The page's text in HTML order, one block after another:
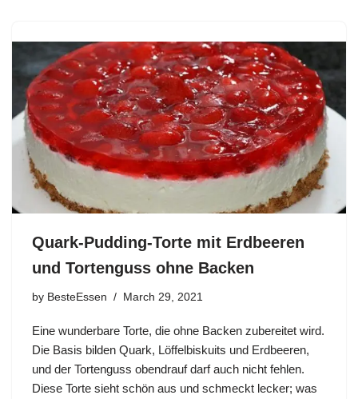
Quark-Pudding-Torte mit Erdbeeren
und Tortenguss ohne Backen
by BesteEssen March 29, 2021
Eine wunderbare Torte, die ohne Backen zubereitet wird.
Die Basis bilden Quark, Löffelbiskuits und Erdbeeren,
und der Tortenguss obendrauf darf auch nicht fehlen.
Diese Torte sieht schön aus und schmeckt lecker; was